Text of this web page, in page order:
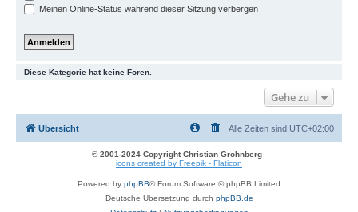
Meinen Online-Status während dieser Sitzung verbergen
Diese Kategorie hat keine Foren.
Gehe zu
Übersicht Alle Zeiten sind UTC+02:00
© 2001-2024 Copyright Christian Grohnberg-
icons created by Freepik - Flaticon
Powered by phpBB® Forum Software © phpBB Limited
Deutsche Übersetzung durch phpBB.de